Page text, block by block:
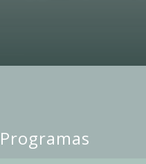
Programas